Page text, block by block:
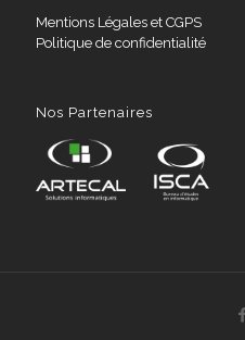
Mentions Légales et CGPS
Politique de confidentialité
Nos Partenaires